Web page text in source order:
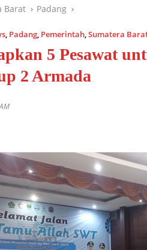
Barat Padang
, Padang, Pemerintah,Sumatera
5 Pesawat
2 Armada